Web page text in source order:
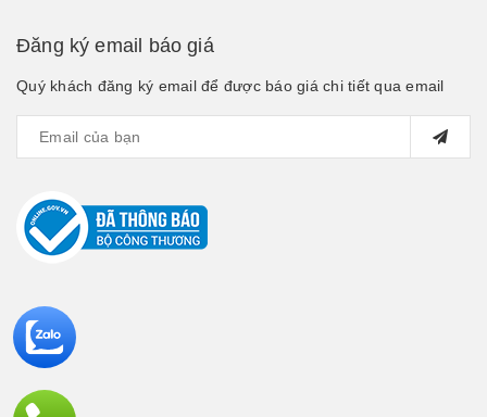
Đăng ký email báo giá
Quý khách đăng ký email để được báo giá chi tiết qua email